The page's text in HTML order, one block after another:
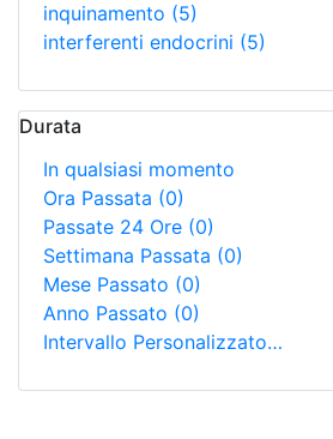
inquinamento (5)
interferenti endocrini (5)
Durata
In qualsiasi momento
Ora Passata (0)
Passate 24 Ore (0)
Settimana Passata (0)
Mese Passato (0)
Anno Passato (0)
Intervallo Personalizzato…